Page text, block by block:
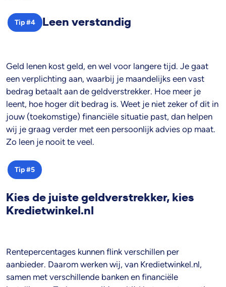
Tip #4 Leen verstandig
Geld lenen kost geld, en wel voor langere tijd. Je gaat
een verplichting aan, waarbij je maandelijks een vast
bedrag betaalt aan de geldverstrekker. Hoe meer je
leent, hoe hoger dit bedrag is. Weet je niet zeker of dit in
jouw (toekomstige) financiële situatie past, dan helpen
wij je graag verder met een persoonlijk advies op maat.
Zo leen je nooit te veel.
Tip #5
Kies de juiste geldverstrekker, kies
Kredietwinkel.nl
Rentepercentages kunnen flink verschillen per
aanbieder. Daarom werken wij, van Kredietwinkel.nl,
samen met verschillende banken en financiële